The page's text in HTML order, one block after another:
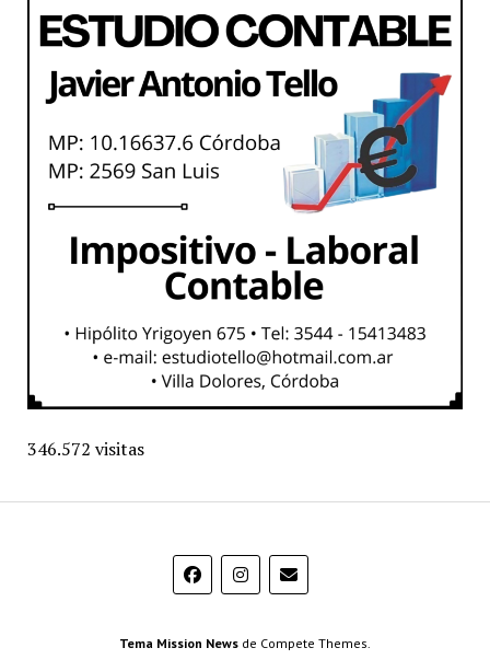
346.572 visitas
Tema Mission News de Compete Themes.